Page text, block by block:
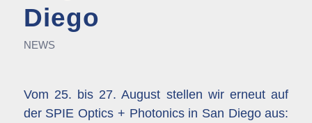
Diego
NEWS
Vom 25. bis 27. August stellen wir erneut auf
der SPIE Optics + Photonics in San Diegoaus: